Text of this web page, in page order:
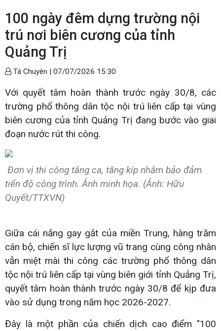
100 ngày đêm dựng trường nội
trú nơi biên cương của tỉnh
Quảng Trị
Tá Chuyên | 07/07/2026 15:30
Với quyết tâm hoàn thành trước ngày 30/8, các
trường phổ thông dân tộc nội trú liên cấp tại vùng
biên cương của tỉnh Quảng Trị đang bước vào giai
đoạn nước rút thi công.
Đơn vị thi công tăng ca, tăng kíp nhằm bảo đảm
tiến độ công trình. Ảnh minh họa. (Ảnh: Hữu
Quyết/TTXVN)
Giữa cái nắng gay gắt của miền Trung, hàng trăm
cán bộ, chiến sĩ lực lượng vũ trang cùng công nhân
vẫn miệt mài thi công các trường phổ thông dân
tộc nội trú liên cấp tại vùng biên giới tỉnh Quảng Trị,
quyết tâm hoàn thành trước ngày 30/8 để kịp đưa
vào sử dụng trong năm học 2026-2027.
Đây là một phần của chiến dịch cao điểm "100